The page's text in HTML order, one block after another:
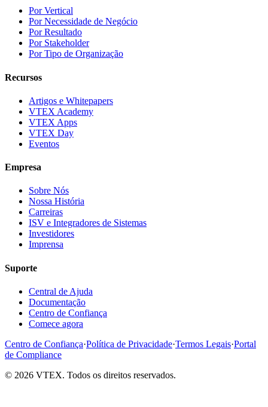
Por Vertical
Por Necessidade de Negócio
Por Resultado
Por Stakeholder
Por Tipo de Organização
Recursos
Artigos e Whitepapers
VTEX Academy
VTEX Apps
VTEX Day
Eventos
Empresa
Sobre Nós
Nossa História
Carreiras
ISV e Integradores de Sistemas
Investidores
Imprensa
Suporte
Central de Ajuda
Documentação
Centro de Confiança
Comece agora
Centro de Confiança·Política de Privacidade·Termos Legais·Portal
de Compliance
© 2026 VTEX. Todos os direitos reservados.